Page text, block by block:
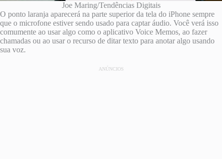
Joe Maring/Tendências Digitais
O ponto laranja aparecerá na parte superior da tela do iPhone sempre
que o microfone estiver sendo usado para captar áudio. Você verá isso
comumente ao usar algo como o aplicativo Voice Memos, ao fazer
chamadas ou ao usar o recurso de ditar texto para anotar algo usando
sua voz.
ANÚNCIOS